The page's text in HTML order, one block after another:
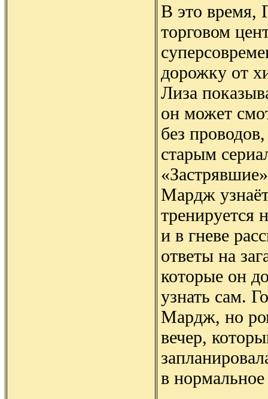
В это время,
торговом
дорожку от
Лиза
он может
без
старым
Мардж
тренируется
и в гневе
ответы на
которые он
узнать сам.
Мардж, но
вечер,
в нормальное